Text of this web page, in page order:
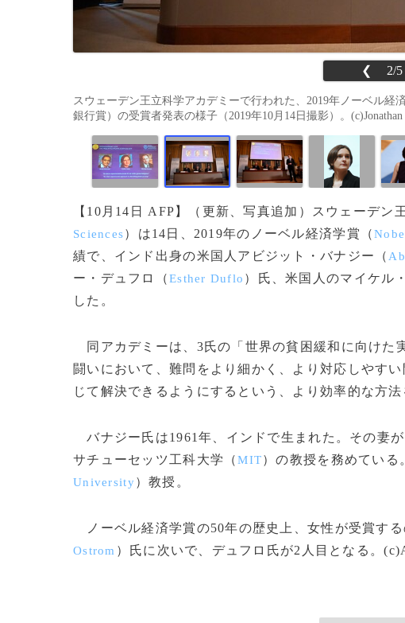
❮ 2/5
スウェーデン王立科学アカデミーで行われた、2019年ノーベル
銀行賞）の受賞者発表の様子（2019年10月14日撮影）。
【10月14日 AFP】（更新、写真追加）スウェーデン
Sciences）は14日、2019年のノーベル経済学賞（
績で、インド出身の米国人アビジット・バナジー（
ー・デュフロ（Esther Duflo ）氏、米国人のマイケル
した。
同アカデミーは、3氏の「世界の貧困緩和に向けた
闘いにおいて、難問をより細かく、より対応しやす
じて解決できるようにするという、より効率的な方
バナジー氏は1961年、インドで生まれた。その妻
サチューセッツ工科大学（MIT）の教授を務めている
University）教授。
ノーベル経済学賞の50年の歴史上、女性が受賞す
Ostrom ）氏に次いで、デュフロ氏が2人目となる。